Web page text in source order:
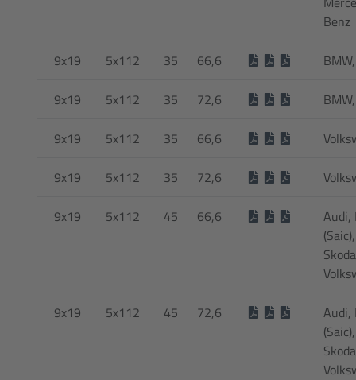
Benz
9x19 5x112 35 66,6
9x19 5x112 35 72,6
9x19 5x112 35 66,6
9x19 5x112 35 72,6
9x19 5x112 45 66,6
Audi,
9x19 5x112 45 72,6
Audi,